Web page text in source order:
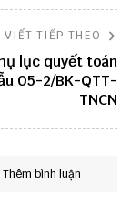
VIẾT TIẾP THEO
lục quyết toán
05-2/BK-QTT-
TNCN
Thêm bình luận